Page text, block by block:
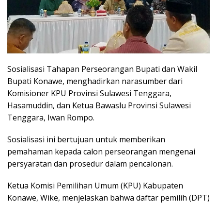
Sosialisasi Tahapan Perseorangan Bupati dan Wakil
Bupati Konawe, menghadirkan narasumber dari
Komisioner KPU Provinsi Sulawesi Tenggara,
Hasamuddin, dan Ketua Bawaslu Provinsi Sulawesi
Tenggara, Iwan Rompo.
Sosialisasi ini bertujuan untuk memberikan
pemahaman kepada calon perseorangan mengenai
persyaratan dan prosedur dalam pencalonan.
Ketua Komisi Pemilihan Umum (KPU) Kabupaten
Konawe, Wike, menjelaskan bahwa daftar pemilih (DPT)